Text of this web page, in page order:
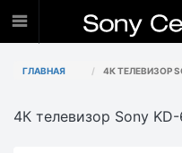
ГЛАВНАЯ 4К ТЕЛЕВИЗОР
4К телевизор Sony